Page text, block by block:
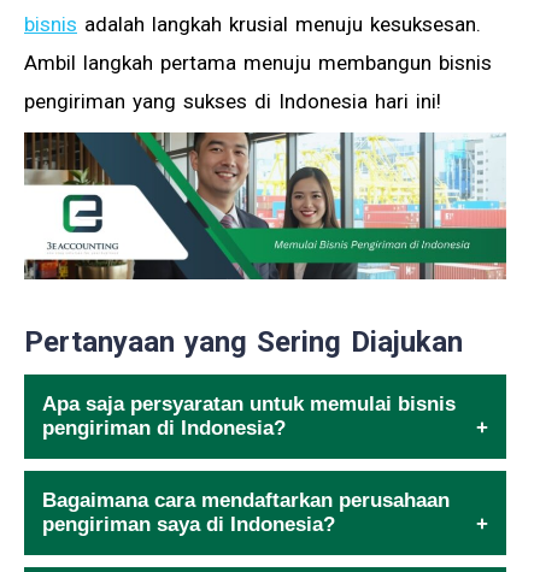
bisnis adalah langkah krusial menuju kesuksesan.
Ambil langkah pertama menuju membangun bisnis
pengiriman yang sukses di Indonesia hari ini!
Pertanyaan yang Sering Diajukan
Apa saja persyaratan untuk memulai bisnis
pengiriman di Indonesia?
Bagaimana cara mendaftarkan perusahaan
pengiriman saya di Indonesia?